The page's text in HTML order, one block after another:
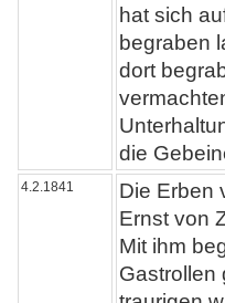
hat sich
begraben
dort
die
4.2.1841
Die Erben
Ernst von
Mit ihm
Gastrollen